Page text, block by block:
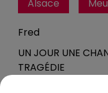
Alsace
Fred
UN JOUR UNE
TRAGÉDIE